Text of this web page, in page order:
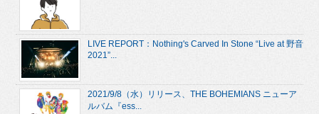
LIVE REPORT：Nothing's Carved In Stone “Live at 野音
2021”...
2021/9/8（水）リリース、THE BOHEMIANS ニューア
ルバム『ess...